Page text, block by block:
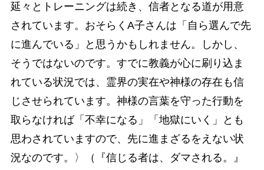
延々とトレーニングは続き、信者となる道が用意
されています。おそらくA子さんは「自ら選んで先
に進んでいる」と思うかもしれません。しかし、
そうではないのです。すでに教義が心に刷り込ま
れている状況では、霊界の実在や神様の存在も信
じさせられています。神様の言葉を守った行動を
取らなければ「不幸になる」「地獄にいく」とも
思わされていますので、先に進まざるをえない状
況なのです。〉（『信じる者は、ダマされる。』